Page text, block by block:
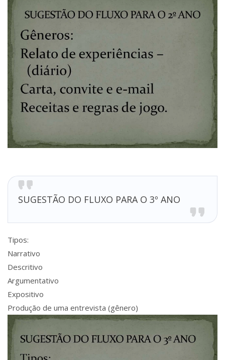
SUGESTÃO DO FLUXO PARA O 3º ANO
Tipos:
Narrativo
Descritivo
Argumentativo
Expositivo
Produção de uma entrevista (gênero)